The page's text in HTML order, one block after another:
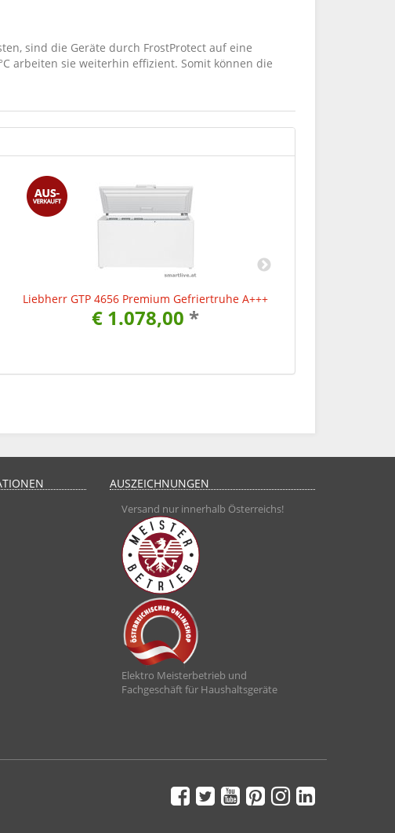
sind die Geräte durch FrostProtect auf eine
arbeiten sie weiterhin effizient. Somit können die
Liebherr GTP 4656 Premium Gefriertruhe A+++
€ 1.078,00 *
AUSZEICHNUNGEN
Versand nur innerhalb Österreichs!
Elektro Meisterbetrieb und
Fachgeschäft für Haushaltsgeräte